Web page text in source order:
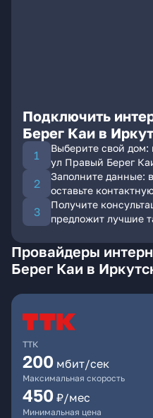
Подключить
Берег Каи в
Выберите свой дом:
ул Правый Берег
Заполните данные:
оставьте
Получите
предложит лучшие
Провайдеры
Берег Каи в
ТТК
200 мбит/сек
Максимальная скорость
450 ₽/мес
Минимальная цена